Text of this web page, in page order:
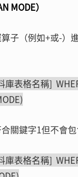
MODE）
子（例如+或-）
庫表格名稱]
關鍵字1但不會
庫表格名稱]